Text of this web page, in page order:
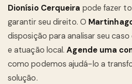
Dionísio Cerqueira pode fazer
garantir seu direito. O
disposição para analisar seu
e atuação local.Agende uma
como podemos ajudá-lo a
solução.